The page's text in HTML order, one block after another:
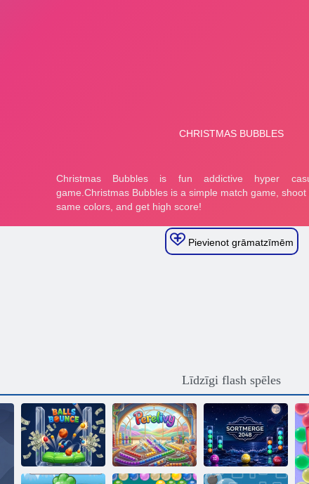
Pievienot grāmatzīmēm
Līdzīgi flash spēles